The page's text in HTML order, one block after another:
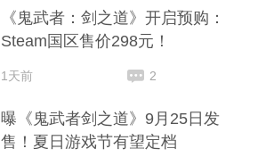
《鬼武者：剑之道》开启预购：
Steam国区售价298元！
1天前 2
曝《鬼武者剑之道》9月25日发
售！夏日游戏节有望定档